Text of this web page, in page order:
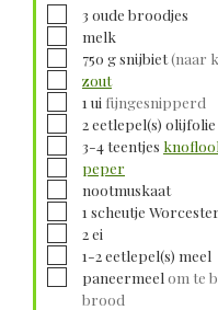
▢
3 oude broodjes
▢
melk
▢
750 gsnijbiet(naar
▢
zout
▢1 ui fijngesnipperd
▢
2 eetlepel(s) olijfolie
▢
3-4teentjes
▢
peper
▢
nootmuskaat
▢1 scheutje
▢
2 ei
▢1-2 eetlepel(s) meel
▢
paneermeel om te
brood